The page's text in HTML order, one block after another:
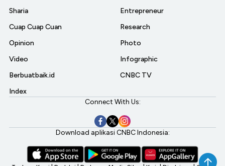
Sharia
Cuap Cuap Cuan
Opinion
Video
Berbuatbaik.id
Index
Entrepreneur
Research
Photo
Infographic
CNBC TV
Connect With Us:
Download aplikasi CNBC Indonesia: